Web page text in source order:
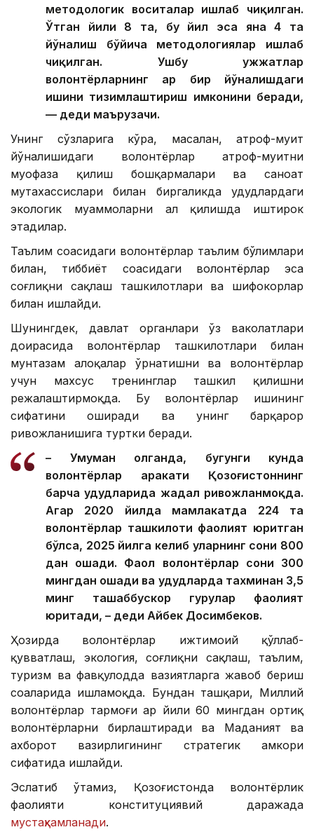
методологик воситалар ишлаб чиқилган.
Ўтган йили 8 та, бу йил эса яна 4 та
йўналиш бўйича методологиялар ишлаб
чиқилган. Ушбу ҳужжатлар
волонтёрларнинг ҳар бир йўналишдаги
ишини тизимлаштириш имконини беради,
— деди маърузачи.
Унинг сўзларига кўра, масалан, атроф-муҳит
йўналишидаги волонтёрлар атроф-муҳитни
муҳофаза қилиш бошқармалари ва саноат
мутахассислари билан биргаликда ҳудудлардаги
экологик муаммоларни ҳал қилишда иштирок
этадилар.
Таълим соҳасидаги волонтёрлар таълим бўлимлари
билан, тиббиёт соҳасидаги волонтёрлар эса
соғлиқни сақлаш ташкилотлари ва шифокорлар
билан ишлайди.
Шунингдек, давлат органлари ўз ваколатлари
доирасида волонтёрлар ташкилотлари билан
мунтазам алоқалар ўрнатишни ва волонтёрлар
учун махсус тренинглар ташкил қилишни
режалаштирмоқда. Бу волонтёрлар ишининг
сифатини оширади ва унинг барқарор
ривожланишига туртки беради.
– Умуман олганда, бугунги кунда
волонтёрлар ҳаракати Қозоғистоннинг
барча ҳудудларида жадал ривожланмоқда.
Агар 2020 йилда мамлакатда 224 та
волонтёрлар ташкилоти фаолият юритган
бўлса, 2025 йилга келиб уларнинг сони 800
дан ошади. Фаол волонтёрлар сони 300
мингдан ошади ва ҳудудларда тахминан 3,5
минг ташаббускор гуруҳлар фаолият
юритади, – деди Айбек Досимбеков.
Ҳозирда волонтёрлар ижтимоий қўллаб-
қувватлаш, экология, соғлиқни сақлаш, таълим,
туризм ва фавқулодда вазиятларга жавоб бериш
соҳаларида ишламоқда. Бундан ташқари, Миллий
волонтёрлар тармоғи ҳар йили 60 мингдан ортиқ
волонтёрларни бирлаштиради ва Маданият ва
ахборот вазирлигининг стратегик ҳамкори
сифатида ишлайди.
Эслатиб ўтамиз, Қозоғистонда волонтёрлик
фаолияти конституциявий даражада
мустаҳкамланади.